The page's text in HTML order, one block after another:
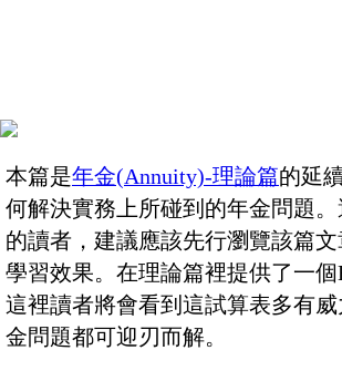
本篇是年金(Annuity)-理論篇的延
何解決實務上所碰到的年金問題
的讀者，建議應該先行瀏覽該篇
學習效果。在理論篇裡提供了一
這裡讀者將會看到這試算表多有
金問題都可迎刃而解。